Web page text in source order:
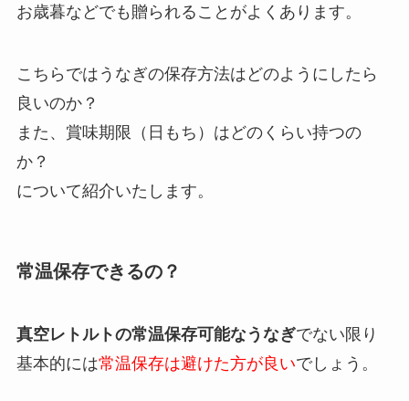
お歳暮などでも贈られることがよくあります。
こちらではうなぎの保存方法はどのようにしたら
良いのか？
また、賞味期限（日もち）はどのくらい持つの
か？
について紹介いたします。
常温保存できるの？
真空レトルトの常温保存可能なうなぎでない限り
基本的には常温保存は避けた方が良いでしょう。